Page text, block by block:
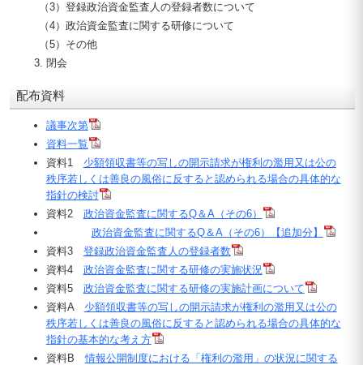
（3）登録政治資金監査人の登録者数について
（4）政治資金監査に関する研修について
（5）その他
閉会
配布資料
議事次第
資料一覧
資料1 少額領収書等の写しの開示請求が権利の濫用又は公の
秩序若しくは善良の風俗に反すると認められる場合の具体的な
指針の検討
資料2 政治資金監査に関するQ＆A（その6）
政治資金監査に関するQ＆A（その6）【追加分】
資料3 登録政治資金監査人の登録者数
資料4 政治資金監査に関する研修の実施状況
資料5 政治資金監査に関する研修の実施計画について
資料A 少額領収書等の写しの開示請求が権利の濫用又は公の
秩序若しくは善良の風俗に反すると認められる場合の具体的な
指針の基本的な考え方
資料B情報公開制度における「権利の濫用」の状況に関する